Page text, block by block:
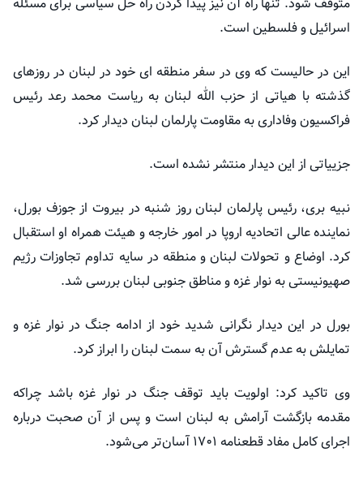
اسرائیل و فلسطین است.
این در حالیست که وی در سفر منطقه ای خود در لبنان در روزهای
گذشته با هیاتی از حزب الله لبنان به ریاست محمد رعد رئیس
فراکسیون وفاداری به مقاومت پارلمان لبنان دیدار کرد.
جزییاتی از این دیدار منتشر نشده است.
نبیه بری، رئیس پارلمان لبنان روز شنبه در بیروت از جوزف بورل،
نماینده عالی اتحادیه اروپا در امور خارجه و هیئت همراه او استقبال
کرد. اوضاع و تحولات لبنان و منطقه در سایه تداوم تجاوزات رژیم
صهیونیستی به نوار غزه و مناطق جنوبی لبنان بررسی شد.
بورل در این دیدار نگرانی شدید خود از ادامه جنگ در نوار غزه و
تمایلش به عدم گسترش آن به سمت لبنان را ابراز کرد.
وی تاکید کرد: اولویت باید توقف جنگ در نوار غزه باشد چراکه
مقدمه بازگشت آرامش به لبنان است و پس از آن صحبت درباره
اجرای کامل مفاد قطعنامه ۱۷۰۱ آسان‌تر می‌شود.